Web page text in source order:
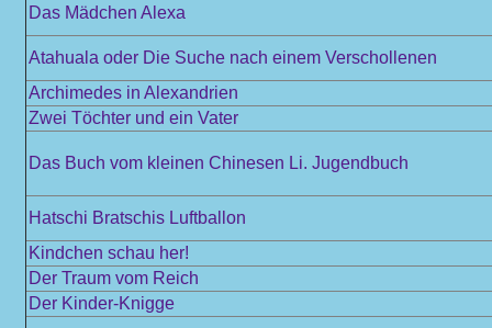
Das Mädchen Alexa
Atahuala oder Die Suche nach einem Verschollenen
Archimedes in Alexandrien
Zwei Töchter und ein Vater
Das Buch vom kleinen Chinesen Li. Jugendbuch
Hatschi Bratschis Luftballon
Kindchen schau her!
Der Traum vom Reich
Der Kinder-Knigge